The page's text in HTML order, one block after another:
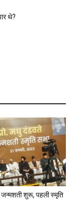
थे?
शुरू, पहली स्मृति